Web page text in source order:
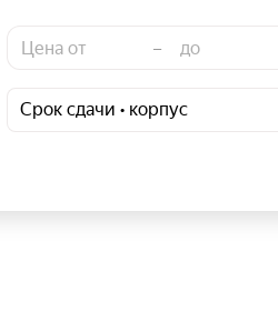
–
Срок сдачи • корпус